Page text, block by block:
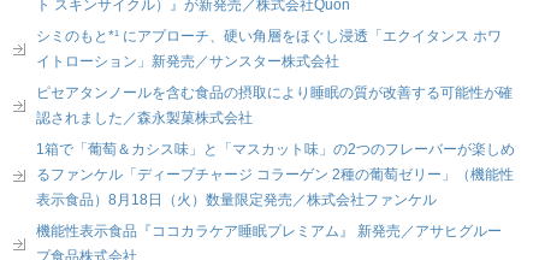
ト スキンサイクル）』が新発売／株式会社Quon
シミのもと*¹ にアプローチ、硬い角層をほぐし浸透「エクイタンス ホワ
イトローション」新発売／サンスター株式会社
ピセアタンノールを含む食品の摂取により睡眠の質が改善する可能性が確
認されました／森永製菓株式会社
1箱で「葡萄＆カシス味」と「マスカット味」の2つのフレーバーが楽しめ
るファンケル「ディープチャージ コラーゲン 2種の葡萄ゼリー」（機能性
表示食品）8月18日（火）数量限定発売／株式会社ファンケル
機能性表示食品『ココカラケア睡眠プレミアム』 新発売／アサヒグルー